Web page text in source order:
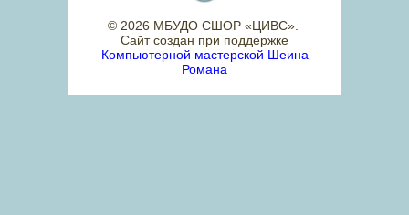
© 2026 МБУДО СШОР «ЦИВС».
Сайт создан при поддержке
Компьютерной мастерской Шеина
Романа